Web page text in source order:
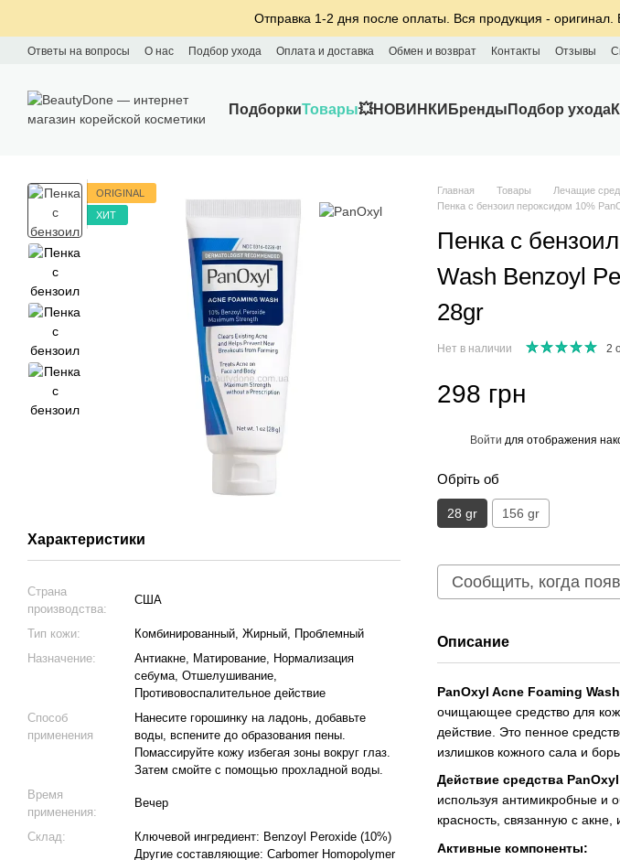
Отправка 1-2 дня после оплаты. Вся продукция - оригинал.
Ответы на вопросы О нас Подбор ухода Оплата и доставка Обмен и возврат Контакты Отзывы
ПодборкиТовары💥НОВИНКИ Бренды Подбор ухода
ORIGINAL
ХИТ
Характеристики
Страна
производства:
США
Тип кожи:
Комбинированный, Жирный, Проблемный
Назначение:
Антиакне, Матирование, Нормализация
себума, Отшелушивание,
Противовоспалительное действие
Способ
применения
Нанесите горошинку на ладонь, добавьте
воды, вспените до образования пены.
Помассируйте кожу избегая зоны вокруг глаз.
Затем смойте с помощью прохладной воды.
Время
применения:
Вечер
Склад:
Ключевой ингредиент: Benzoyl Peroxide (10%)
Другие составляющие: Carbomer Homopolymer
Главная Товары Лечащие
Пенка с бензоил пероксидом 10%
Пенка с
Wash Benzoyl
28gr
Нет в наличии 2
298 грн
Войти для отображения
Обріть об
28 gr 156 gr
Сообщить, когда
Описание
PanOxyl Acne Foaming
очищающее средство для
действие. Это пенное
излишков кожного сала и
Действие средства
используя антимикробные и
красность, связанную с
Активные компоненты: